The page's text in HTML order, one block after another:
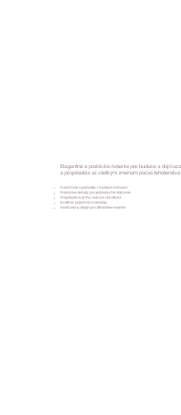
Elegantné a praktické riešenie pre budúce a
a prispôsobia sa všetkým zmenám počas
Funkčnosť a pohodlie v každom trimestri
Praktické detaily pre jednoduché dojčenie
Prispôsobivé strihy rastúce s bruškom
Kvalitné, príjemné materiály
Nadčasový dizajn pre dlhodobé nosenie